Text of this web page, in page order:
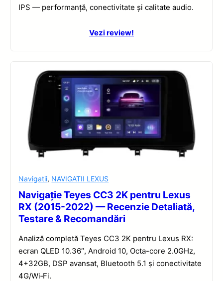
IPS — performanță, conectivitate și calitate audio.
Vezi review!
Navigatii, NAVIGATII LEXUS
Navigație Teyes CC3 2K pentru Lexus
RX (2015-2022) — Recenzie Detaliată,
Testare & Recomandări
Analiză completă Teyes CC3 2K pentru Lexus RX:
ecran QLED 10.36″, Android 10, Octa-core 2.0GHz,
4+32GB, DSP avansat, Bluetooth 5.1 și conectivitate
4G/Wi‑Fi.